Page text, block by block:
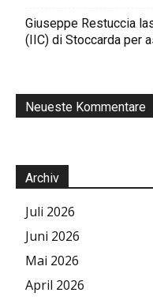
Giuseppe Restuccia
(IIC) di Stoccarda per
Neueste Kommentare
Archiv
Juli 2026
Juni 2026
Mai 2026
April 2026